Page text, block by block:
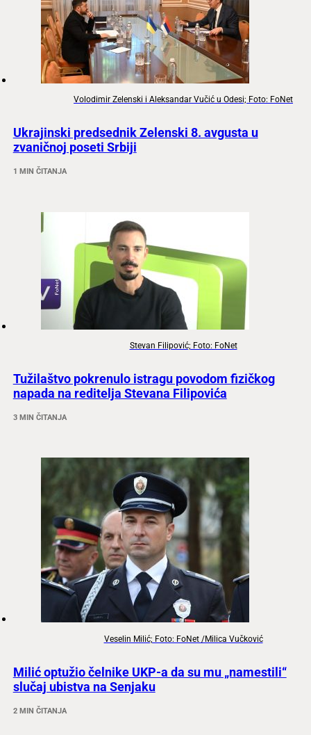
Volodimir Zelenski i Aleksandar Vučić u Odesi; Foto: FoNet
Ukrajinski predsednik Zelenski 8. avgusta u
zvaničnoj poseti Srbiji
1 MIN ČITANJA
Stevan Filipović; Foto: FoNet
Tužilaštvo pokrenulo istragu povodom fizičkog
napada na reditelja Stevana Filipovića
3 MIN ČITANJA
Veselin Milić; Foto: FoNet /Milica Vučković
Milić optužio čelnike UKP-a da su mu „namestili“
slučaj ubistva na Senjaku
2 MIN ČITANJA